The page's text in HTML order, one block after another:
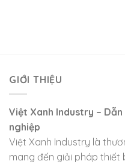
GIỚI THIỆU
Việt Xanh Industry –
nghiệp
Việt Xanh Industry là
mang đến giải pháp thiết